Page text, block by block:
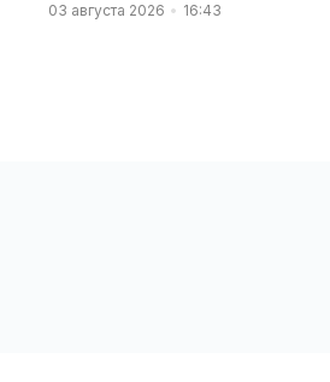
03 августа 2026 16:43